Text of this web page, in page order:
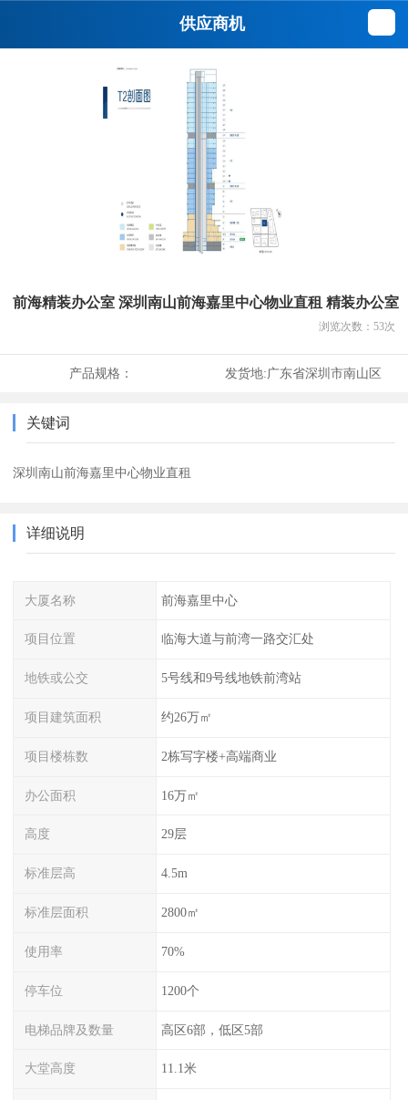
供应商机
前海精装办公室 深圳南山前海嘉里中心物业直租 精装办公室
浏览次数： 53次
产品规格： 发货地:广东省深圳市南山区
关键词
深圳南山前海嘉里中心物业直租
详细说明
大厦名称 前海嘉里中心
项目位置 临海大道与前湾一路交汇处
地铁或公交 5号线和9号线地铁前湾站
项目建筑面积 约26万㎡
项目楼栋数 2栋写字楼+高端商业
办公面积 16万㎡
高度 29层
标准层高 4.5m
标准层面积 2800㎡
使用率 70%
停车位 1200个
电梯品牌及数量 高区6部，低区5部
大堂高度 11.1米